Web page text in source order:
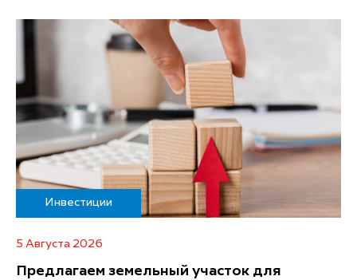
Инвестиции
5 Августа 2026
Предлагаем земельный участок для